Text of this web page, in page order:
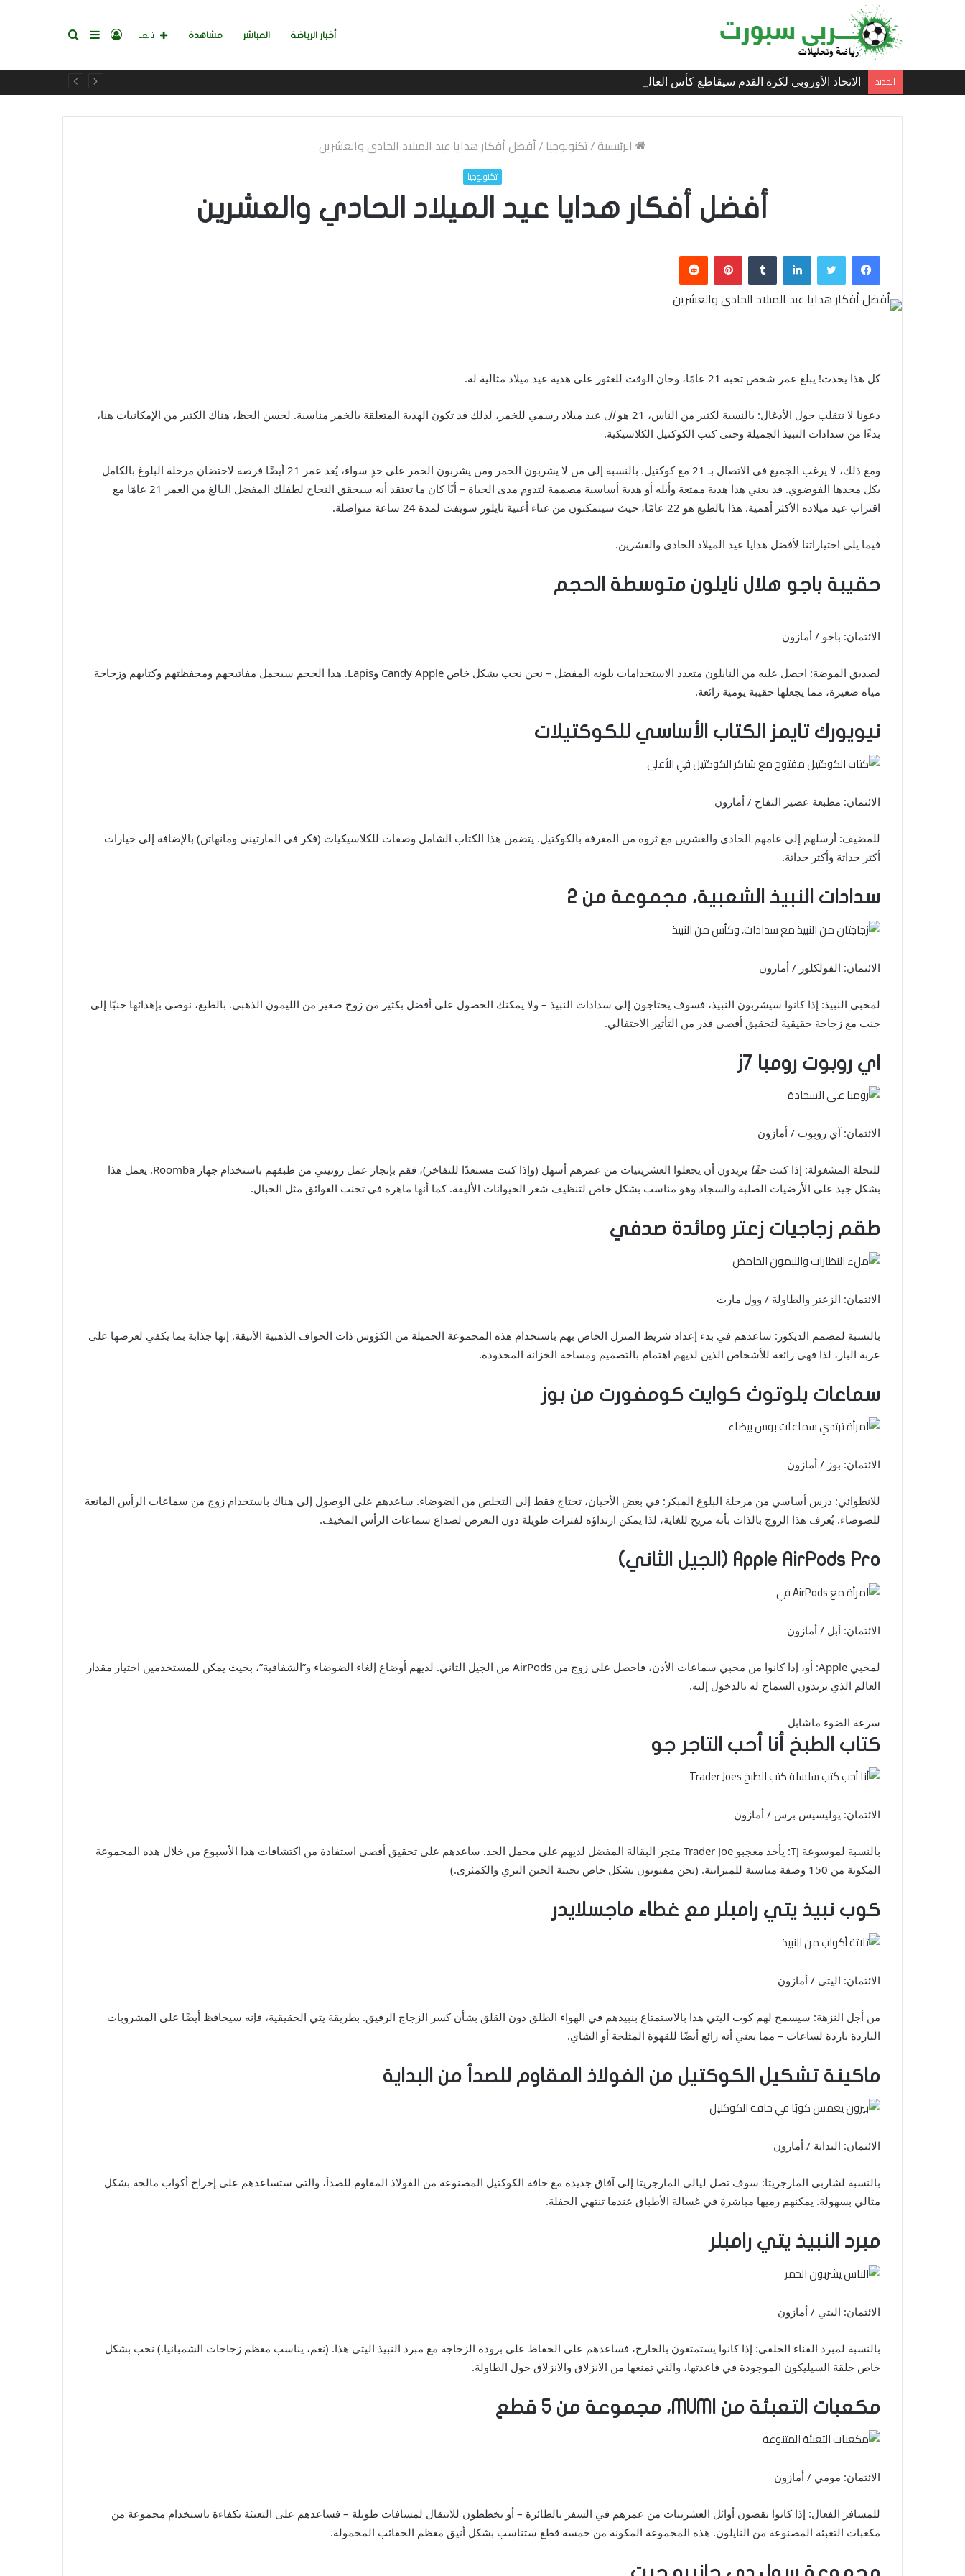
أخبار الرياضة المباشر مشاهدة بحثإضافةتسجيل تابعنا
الجديد الاتحاد الأوروبي لكرة القدم سيقاطع كأس العالم إذا تم تنفيذ خطط الفيفا
الرئيسية/تكنولوجيا /أفضل أفكار هدايا عيد الميلاد الحادي والعشرين
تكنولوجيا
أفضل أفكار هدايا عيد الميلاد الحادي والعشرين
فيسبوكتويتر لينكدإن بينتيريست
كل هذا يحدث! يبلغ عمر شخص تحبه 21 عامًا، وحان الوقت للعثور على هدية عيد ميلاد مثالية له.
دعونا لا نتقلب حول الأدغال: بالنسبة لكثير من الناس، 21 هو ال عيد ميلاد رسمي للخمر، لذلك قد تكون الهدية المتعلقة بالخمر مناسبة. لحسن الحظ، هناك الكثير من الإمكانيات هنا،
بدءًا من سدادات النبيذ الجميلة وحتى كتب الكوكتيل الكلاسيكية.
ومع ذلك، لا يرغب الجميع في الاتصال بـ 21 مع كوكتيل. بالنسبة إلى من لا يشربون الخمر ومن يشربون الخمر على حدٍ سواء، يُعد عمر 21 أيضًا فرصة لاحتضان مرحلة البلوغ بالكامل
بكل مجدها الفوضوي. قد يعني هذا هدية ممتعة وأبله أو هدية أساسية مصممة لتدوم مدى الحياة – أيًا كان ما تعتقد أنه سيحقق النجاح لطفلك المفضل البالغ من العمر 21 عامًا مع
اقتراب عيد ميلاده الأكثر أهمية. هذا بالطبع هو 22 عامًا، حيث سيتمكنون من غناء أغنية تايلور سويفت لمدة 24 ساعة متواصلة.
فيما يلي اختياراتنا لأفضل هدايا عيد الميلاد الحادي والعشرين.
حقيبة باجو هلال نايلون متوسطة الحجم
الائتمان: باجو / أمازون
لصديق الموضة: احصل عليه من النايلون متعدد الاستخدامات بلونه المفضل – نحن نحب بشكل خاص Candy Apple وLapis. هذا الحجم سيحمل مفاتيحهم ومحفظتهم وكتابهم وزجاجة
مياه صغيرة، مما يجعلها حقيبة يومية رائعة.
نيويورك تايمز الكتاب الأساسي للكوكتيلات
الائتمان: مطبعة عصير التفاح / أمازون
للمضيف: أرسلهم إلى عامهم الحادي والعشرين مع ثروة من المعرفة بالكوكتيل. يتضمن هذا الكتاب الشامل وصفات للكلاسيكيات (فكر في المارتيني ومانهاتن) بالإضافة إلى خيارات
أكثر حداثة وأكثر حداثة.
سدادات النبيذ الشعبية، مجموعة من 2
الائتمان: الفولكلور / أمازون
لمحبي النبيذ: إذا كانوا سيشربون النبيذ، فسوف يحتاجون إلى سدادات النبيذ – ولا يمكنك الحصول على أفضل بكثير من زوج صغير من الليمون الذهبي. بالطبع، نوصي بإهدائها جنبًا إلى
جنب مع زجاجة حقيقية لتحقيق أقصى قدر من التأثير الاحتفالي.
اي روبوت رومبا j7
الائتمان: آي روبوت / أمازون
للنحلة المشغولة: إذا كنتحقًا
يريدون أن يجعلوا العشرينيات من عمرهم أسهل (وإذا كنت مستعدًا للتفاخر)، فقم بإنجاز عمل روتيني من طبقهم باستخدام جهاز Roomba. يعمل هذا
بشكل جيد على الأرضيات الصلبة والسجاد وهو مناسب بشكل خاص لتنظيف شعر الحيوانات الأليفة. كما أنها ماهرة في تجنب العوائق مثل الحبال.
طقم زجاجيات زعتر ومائدة صدفي
الائتمان: الزعتر والطاولة / وول مارت
بالنسبة لمصمم الديكور: ساعدهم في بدء إعداد شريط المنزل الخاص بهم باستخدام هذه المجموعة الجميلة من الكؤوس ذات الحواف الذهبية الأنيقة. إنها جذابة بما يكفي لعرضها على
عربة البار، لذا فهي رائعة للأشخاص الذين لديهم اهتمام بالتصميم ومساحة الخزانة المحدودة.
سماعات بلوتوث كوايت كومفورت من بوز
الائتمان: بوز / أمازون
للانطوائي: درس أساسي من مرحلة البلوغ المبكر: في بعض الأحيان، تحتاج فقط إلى التخلص من الضوضاء. ساعدهم على الوصول إلى هناك باستخدام زوج من سماعات الرأس المانعة
للضوضاء. يُعرف هذا الزوج بالذات بأنه مريح للغاية، لذا يمكن ارتداؤه لفترات طويلة دون التعرض لصداع سماعات الرأس المخيف.
Apple AirPods Pro (الجيل الثاني)
الائتمان: أبل / أمازون
لمحبي Apple: أو، إذا كانوا من محبي سماعات الأذن، فاحصل على زوج من AirPods من الجيل الثاني. لديهم أوضاع إلغاء الضوضاء و”الشفافية”، بحيث يمكن للمستخدمين اختيار مقدار
العالم الذي يريدون السماح له بالدخول إليه.
سرعة الضوء ماشابل
كتاب الطبخ أنا أحب التاجر جو
الائتمان: يوليسيس برس / أمازون
بالنسبة لموسوعة TJ: يأخذ معجبو Trader Joe متجر البقالة المفضل لديهم على محمل الجد. ساعدهم على تحقيق أقصى استفادة من اكتشافات هذا الأسبوع من خلال هذه المجموعة
المكونة من 150 وصفة مناسبة للميزانية. (نحن مفتونون بشكل خاص بجبنة الجبن البري والكمثرى.)
كوب نبيذ يتي رامبلر مع غطاء ماجسلايدر
الائتمان: اليتي / أمازون
من أجل النزهة: سيسمح لهم كوب اليتي هذا بالاستمتاع بنبيذهم في الهواء الطلق دون القلق بشأن كسر الزجاج الرقيق. بطريقة يتي الحقيقية، فإنه سيحافظ أيضًا على المشروبات
الباردة باردة لساعات – مما يعني أنه رائع أيضًا للقهوة المثلجة أو الشاي.
ماكينة تشكيل الكوكتيل من الفولاذ المقاوم للصدأ من البداية
الائتمان: البداية / أمازون
بالنسبة لشاربي المارجريتا: سوف تصل ليالي المارجريتا إلى آفاق جديدة مع حافة الكوكتيل المصنوعة من الفولاذ المقاوم للصدأ، والتي ستساعدهم على إخراج أكواب مالحة بشكل
مثالي بسهولة. يمكنهم رميها مباشرة في غسالة الأطباق عندما تنتهي الحفلة.
مبرد النبيذ يتي رامبلر
الائتمان: اليتي / أمازون
بالنسبة لمبرد الفناء الخلفي: إذا كانوا يستمتعون بالخارج، فساعدهم على الحفاظ على برودة الزجاجة مع مبرد النبيذ اليتي هذا. (نعم، يناسب معظم زجاجات الشمبانيا.) نحب بشكل
خاص حلقة السيليكون الموجودة في قاعدتها، والتي تمنعها من الانزلاق والانزلاق حول الطاولة.
مكعبات التعبئة من MUMI، مجموعة من 5 قطع
الائتمان: مومي / أمازون
للمسافر الفعال: إذا كانوا يقضون أوائل العشرينات من عمرهم في السفر بالطائرة – أو يخططون للانتقال لمسافات طويلة – فساعدهم على التعبئة بكفاءة باستخدام مجموعة من
مكعبات التعبئة المصنوعة من النايلون. هذه المجموعة المكونة من خمسة قطع ستناسب بشكل أنيق معظم الحقائب المحمولة.